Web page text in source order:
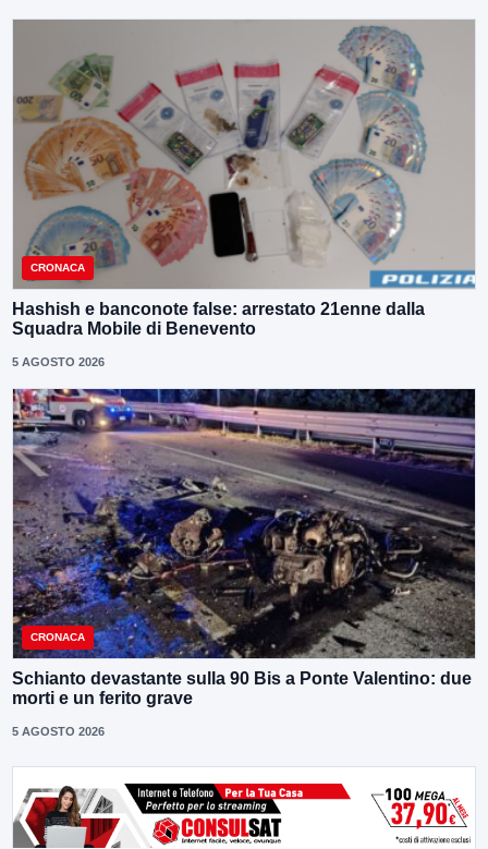
CRONACA
Hashish e banconote false: arrestato 21enne dalla
Squadra Mobile di Benevento
5 AGOSTO 2026
CRONACA
Schianto devastante sulla 90 Bis a Ponte Valentino: due
morti e un ferito grave
5 AGOSTO 2026